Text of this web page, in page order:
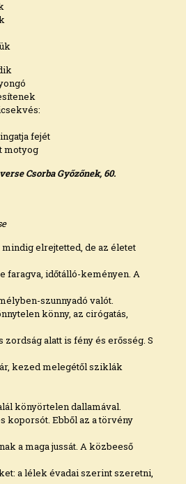
ingatja fejét
motyog
Csorba Győzőnek, 60.
elrejtetted, de az életet
faragva, időtálló-keményen. A
szunnyadó valót.
könny, az cirógatás,
alatt is fény és erősség. S
kezed melegétől sziklák
könyörtelen dallamával.
koporsót. Ebből az a törvény
a maga jussát. A közbeeső
a lélek évadai szerint szeretni,